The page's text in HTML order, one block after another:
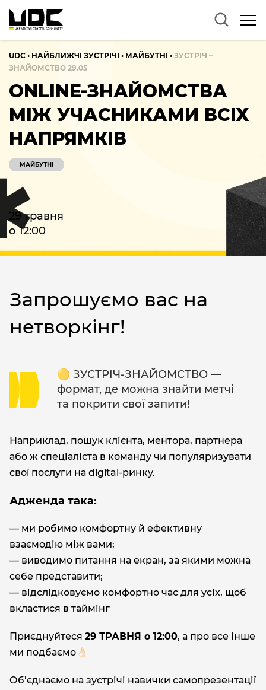
UDC • НАЙБЛИЖЧІ ЗУСТРІЧІ • МАЙБУТНІ • ЗУСТРІЧ –
ЗНАЙОМСТВО 29.05
ONLINE-ЗНАЙОМСТВА
МІЖ УЧАСНИКАМИ ВСІХ
НАПРЯМКІВ
МАЙБУТНІ
29 травня
о 12:00
Запрошуємо вас на
нетворкінг!
🟡 ЗУСТРІЧ-ЗНАЙОМСТВО —
формат, де можна знайти метчі
та покрити свої запити!
Наприклад, пошук клієнта, ментора, партнера
або ж спеціаліста в команду чи популяризувати
свої послуги на digital-ринку.
Адженда така:
— ми робимо комфортну й ефективну
взаємодію між вами;
— виводимо питання на екран, за якими можна
себе представити;
— відслідковуємо комфортно час для усіх, щоб
вкластися в таймінг
Приєднуйтеся 29 ТРАВНЯ о 12:00, а про все інше
ми подбаємо👌🏻
Обʼєднаємо на зустрічі навички самопрезентації